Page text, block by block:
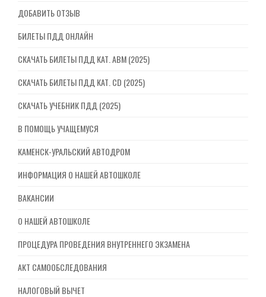
ДОБАВИТЬ ОТЗЫВ
БИЛЕТЫ ПДД ОНЛАЙН
СКАЧАТЬ БИЛЕТЫ ПДД КАТ. ABM (2025)
СКАЧАТЬ БИЛЕТЫ ПДД КАТ. CD (2025)
СКАЧАТЬ УЧЕБНИК ПДД (2025)
В ПОМОЩЬ УЧАЩЕМУСЯ
КАМЕНСК-УРАЛЬСКИЙ АВТОДРОМ
ИНФОРМАЦИЯ О НАШЕЙ АВТОШКОЛЕ
ВАКАНСИИ
О НАШЕЙ АВТОШКОЛЕ
ПРОЦЕДУРА ПРОВЕДЕНИЯ ВНУТРЕННЕГО ЭКЗАМЕНА
АКТ САМООБСЛЕДОВАНИЯ
НАЛОГОВЫЙ ВЫЧЕТ